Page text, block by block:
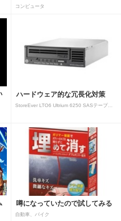
コンピュータ
ハードウェア的な冗長化対策
噂になっていたので試してみる
自動車、バイク